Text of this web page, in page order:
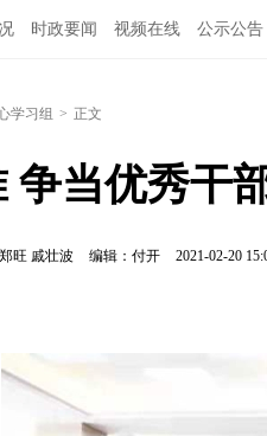
时政要闻 视频在线 公示公告
学习组 > 正文
争当优秀干
旺 戚壮波 编辑：付开 2021-02-20